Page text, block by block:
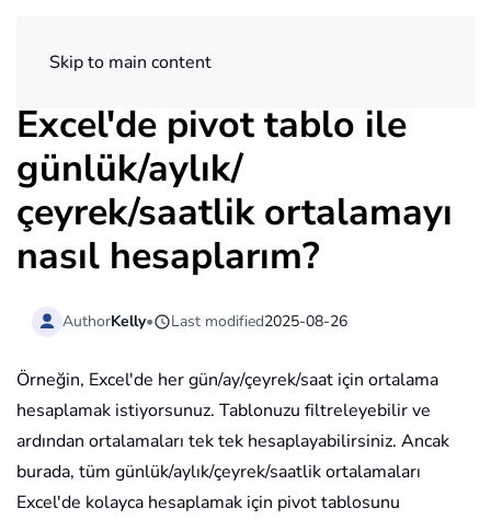
Skip to main content
Excel'de pivot tablo ile
günlük/aylık/
çeyrek/saatlik ortalamayı
nasıl hesaplarım?
AuthorKelly• Last modified2025-08-26
Örneğin, Excel'de her gün/ay/çeyrek/saat için ortalama
hesaplamak istiyorsunuz. Tablonuzu filtreleyebilir ve
ardından ortalamaları tek tek hesaplayabilirsiniz. Ancak
burada, tüm günlük/aylık/çeyrek/saatlik ortalamaları
Excel'de kolayca hesaplamak için pivot tablosunu